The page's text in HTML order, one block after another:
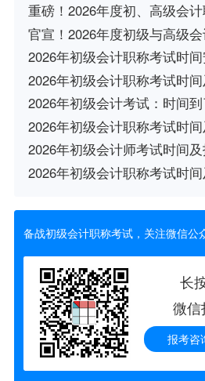
重磅！2026年度初、高级会
官宣！2026年度初级与高级
2026年初级会计职称考试时
2026年初级会计职称考试时
2026年初级会计考试：时间
2026年初级会计职称考试时
2026年初级会计师考试时间
2026年初级会计职称考试时
备战初级会计职称考试，关注微信公
长
微信
报考咨